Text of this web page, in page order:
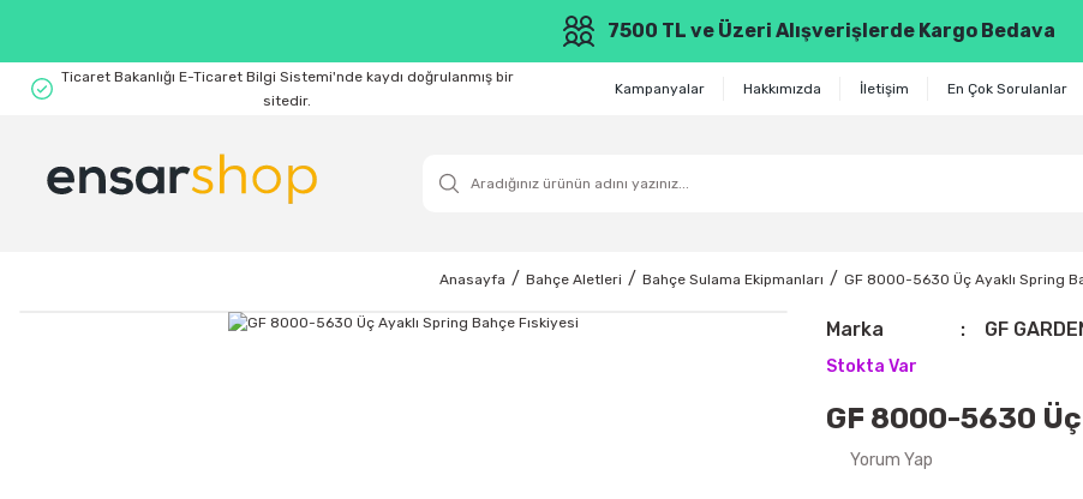
7500 TL ve Üzeri Alışverişlerde Kargo Bedava
Ticaret Bakanlığı E-Ticaret Bilgi Sistemi'nde kaydı doğrulanmış bir
sitedir.
Kampanyalar Hakkımızda İletişim En Çok Sorulanlar
Anasayfa Bahçe Aletleri Bahçe Sulama Ekipmanları GF 8000-5630 Üç Ayaklı Spring
Marka GF
Stokta Var
GF 8000-5630
Yorum Yap